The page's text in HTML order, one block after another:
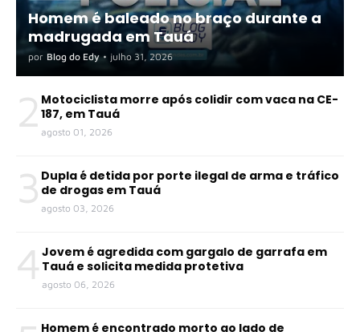
Homem é baleado no braço durante a
madrugada em Tauá
por Blog do Edy • julho 31, 2026
2 Motociclista morre após colidir com vaca na CE-
187, em Tauá
agosto 01, 2026
3 Dupla é detida por porte ilegal de arma e tráfico
de drogas em Tauá
agosto 03, 2026
4 Jovem é agredida com gargalo de garrafa em
Tauá e solicita medida protetiva
agosto 06, 2026
Homem é encontrado morto ao lado de